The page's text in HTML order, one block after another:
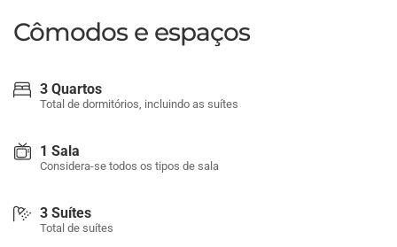
Cômodos e espaços
3 Quartos
Total de dormitórios, incluindo as suítes
1 Sala
Considera-se todos os tipos de sala
3 Suítes
Total de suítes